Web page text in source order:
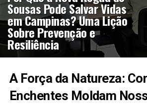
Sousas Pode Salvar Vidas
em Campinas? Uma Lição
Sobre Prevenção e
Resiliência
A Força da Natureza:
Enchentes Moldam